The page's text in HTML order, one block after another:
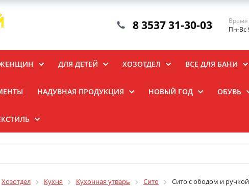
8 3537 31-30-03
Время
Пн-Вс
ДЛЯ ДЕТЕЙ ХОЗОТДЕЛ ВСЕ ДЛЯ БАНИ
НАДУВНАЯ ПРОДУКЦИЯ НОВЫЙ ГОД ОБУВЬ
Хозотдел Кухня Кухонная утварь Сито Сито с ободом и